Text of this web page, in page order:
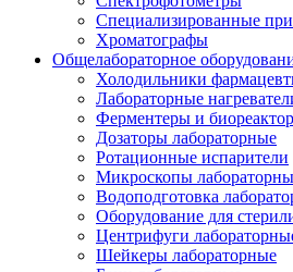
Специализированные
Хроматографы
Общелабораторное
Холодильники
Лабораторные
Ферментеры и
Дозаторы лабораторные
Ротационные испарители
Микроскопы
Водоподготовка
Оборудование для
Центрифуги
Шейкеры лабораторные